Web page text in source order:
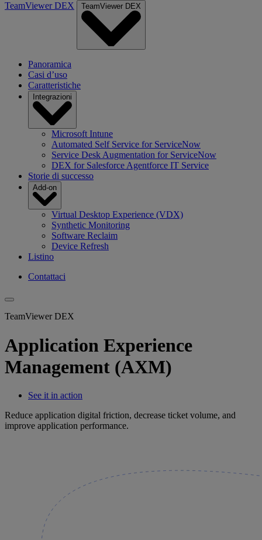
TeamViewer DEX TeamViewer DEX
Panoramica
Casi d’uso
Caratteristiche
Integrazioni
Microsoft Intune
Automated Self Service for ServiceNow
Service Desk Augmentation for ServiceNow
DEX for Salesforce Agentforce IT Service
Storie di successo
Add-on
Virtual Desktop Experience (VDX)
Synthetic Monitoring
Software Reclaim
Device Refresh
Listino
Contattaci
TeamViewer DEX
Application Experience
Management (AXM)
See it in action
Reduce application digital friction, decrease ticket volume, and
improve application performance.